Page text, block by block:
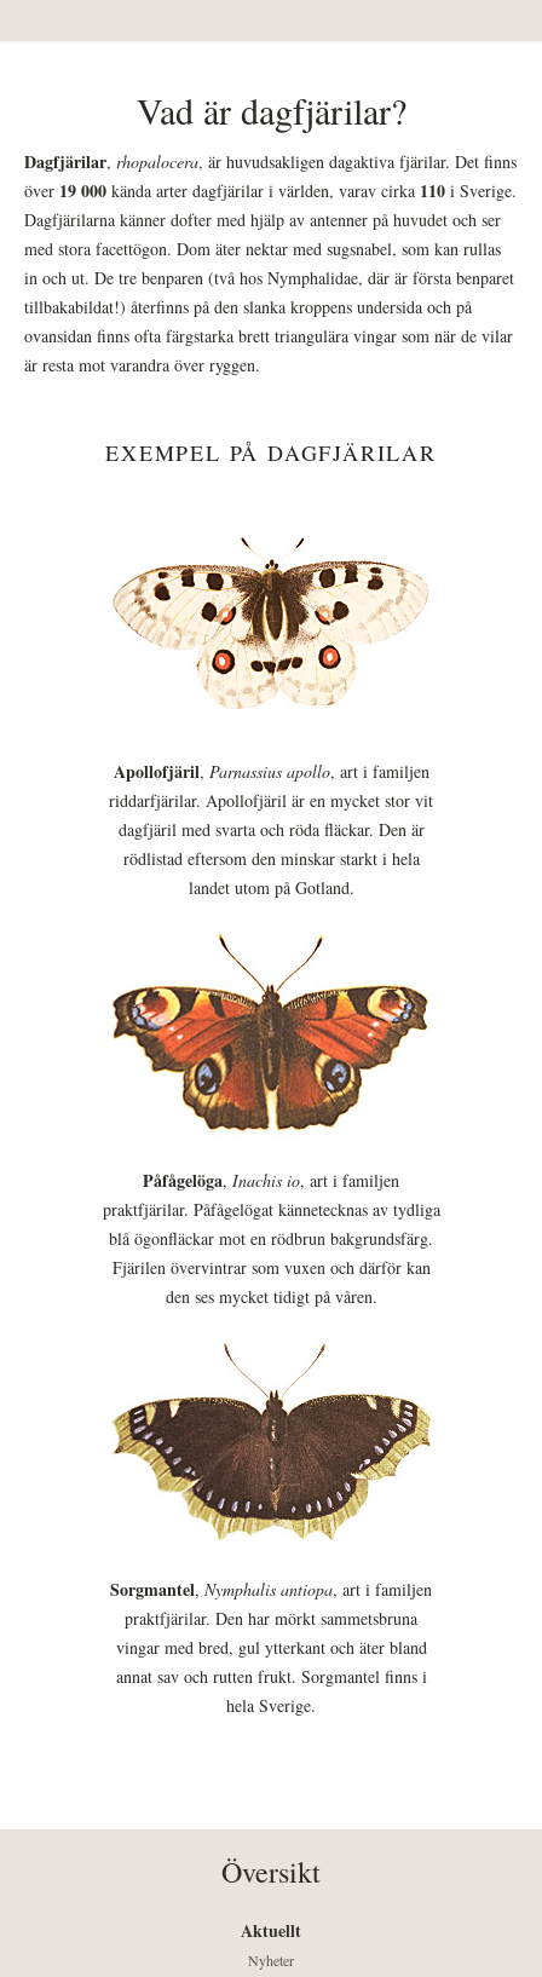
Vad är dagfjärilar?
Dagfjärilar, rhopalocera, är huvudsakligen dagaktiva fjärilar. Det finns
över 19 000 kända arter dagfjärilar i världen, varav cirka 110 i Sverige.
Dagfjärilarna känner dofter med hjälp av antenner på huvudet och ser
med stora facettögon. Dom äter nektar med sugsnabel, som kan rullas
in och ut. De tre benparen (två hos Nymphalidae, där är första benparet
tillbakabildat!) återfinns på den slanka kroppens undersida och på
ovansidan finns ofta färgstarka brett triangulära vingar som när de vilar
är resta mot varandra över ryggen.
EXEMPEL PÅ DAGFJÄRILAR
Apollofjäril, Parnassius apollo, art i familjen
riddarfjärilar. Apollofjäril är en mycket stor vit
dagfjäril med svarta och röda fläckar. Den är
rödlistad eftersom den minskar starkt i hela
landet utom på Gotland.
Påfågelöga, Inachis io, art i familjen
praktfjärilar. Påfågelögat kännetecknas av tydliga
blå ögonfläckar mot en rödbrun bakgrundsfärg.
Fjärilen övervintrar som vuxen och därför kan
den ses mycket tidigt på våren.
Sorgmantel, Nymphalis antiopa, art i familjen
praktfjärilar. Den har mörkt sammetsbruna
vingar med bred, gul ytterkant och äter bland
annat sav och rutten frukt. Sorgmantel finns i
hela Sverige.
Översikt
Aktuellt
Nyheter